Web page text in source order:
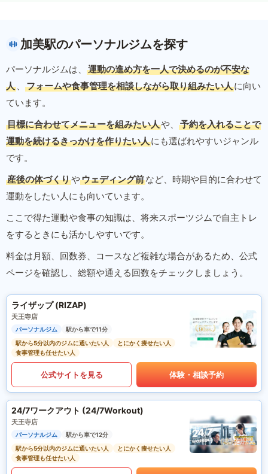
加美駅のパーソナルジムを探す
パーソナルジムは、
運動の進め方を一人で決めるのが不安な
人 、 フォームや食事管理を相談しながら取り組みたい人に向い
ています。
目標に合わせてメニューを組みたい人や、
予約を入れることで
運動を続けるきっかけを作りたい人にも選ばれやすいジャンル
です。
産後の体づくりやウェディング前など、時期や目的に合わせて
運動をしたい人にも向いています。
ここで得た運動や食事の知識は、将来スポーツジムで自主トレ
をするときにも活かしやすいです。
料金は月額、回数券、コースなど複雑な場合があるため、公式
ページを確認し、総額や通える回数をチェックしましょう。
ライザップ (RIZAP)
天王寺店
パーソナルジム
駅から車で11分
駅から5分以内のジムに通いたい人
とにかく痩せたい人
食事管理も任せたい人
公式サイトを見る 体験・相談予約
24/7ワークアウト (24/7Workout)
天王寺店
パーソナルジム
駅から車で12分
駅から5分以内のジムに通いたい人
とにかく痩せたい人
食事管理も任せたい人